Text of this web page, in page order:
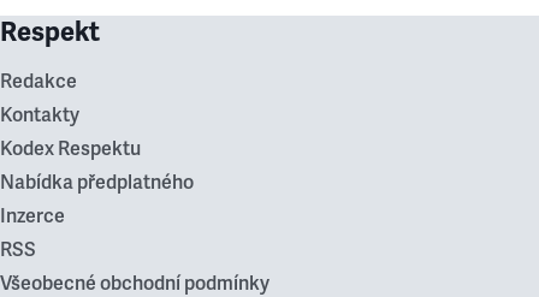
Respekt
Redakce
Kontakty
Kodex Respektu
Nabídka předplatného
Inzerce
RSS
Všeobecné obchodní podmínky